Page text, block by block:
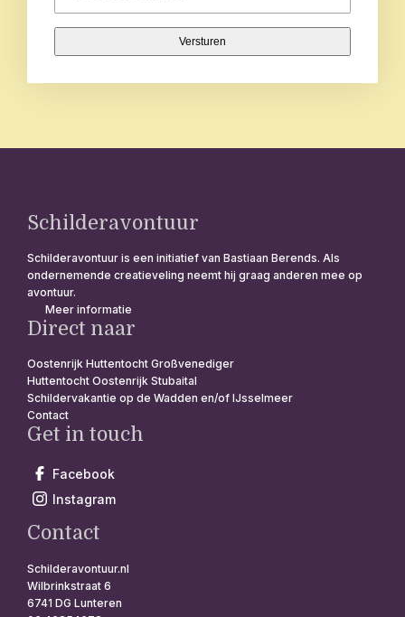
Schilderavontuur
Schilderavontuur is een initiatief van Bastiaan Berends. Als
ondernemende creatieveling neemt hij graag anderen mee op
avontuur.
Meer informatie
Direct naar
Oostenrijk Huttentocht Großvenediger
Huttentocht Oostenrijk Stubaital
Schildervakantie op de Wadden en/of IJsselmeer
Contact
Get in touch
Facebook
Instagram
Contact
Schilderavontuur.nl
Wilbrinkstraat 6
6741 DG Lunteren